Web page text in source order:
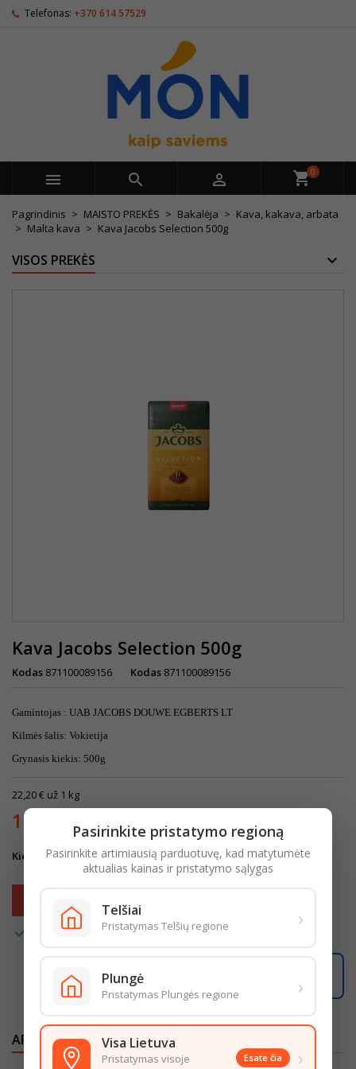
Telefonas: +370 614 57529
   0
Pagrindinis MAISTO PREKĖS Bakalėja
Kava, kakava, arbata
Malta kava
Kava Jacobs Selection 500g
VISOS PREKĖS
Kava Jacobs Selection 500g
Kodas 871100089156 Kodas 871100089156
Gamintojas : UAB JACOBS DOUWE EGBERTS LT
Kilmės šalis: Vokietija
Grynasis kiekis: 500g
22,20 € už 1 kg
11,10 €
Kiekis
Į krepšelį
 Turime
Užsisakę šiandien, pristatysime per
APRAŠYMAS IŠSAMI PREKĖS INFORMACIJA
Pasirinkite pristatymo regioną
Pasirinkite artimiausią parduotuvę, kad matytumėte
aktualias kainas ir pristatymo sąlygas
Telšiai
Pristatymas Telšių regione ›
Plungė
Pristatymas Plungės regione ›
Visa Lietuva
Pristatymas visoje
Esate čia ›